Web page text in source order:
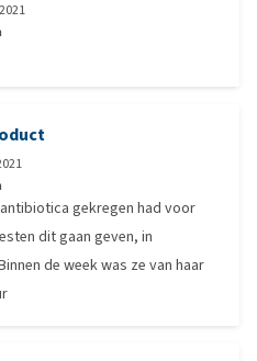
gekregen had voor
dit gaan geven, in
de week was ze van haar